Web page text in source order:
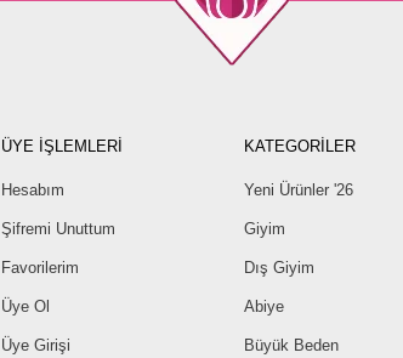
ÜYE İŞLEMLERİ
Hesabım
Şifremi Unuttum
Favorilerim
Üye Ol
Üye Girişi
KATEGORİLER
Yeni Ürünler '26
Giyim
Dış Giyim
Abiye
Büyük Beden